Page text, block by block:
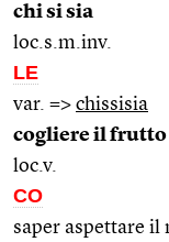
chi si sia
loc.s.m.inv.
LE
var. => chissisia
cogliere il frutto
loc.v.
CO
saper aspettare